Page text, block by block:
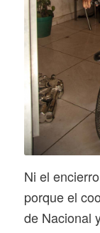
Ni el
porque el
de Nacional